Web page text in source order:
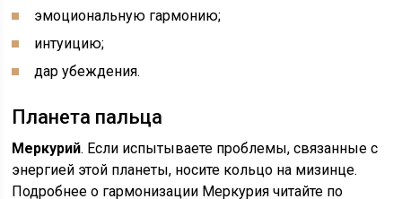
эмоциональную гармонию;
интуицию;
дар убеждения.
Планета пальца
Меркурий. Если испытываете проблемы, связанные с
энергией этой планеты, носите кольцо на мизинце.
Подробнее о гармонизации Меркурия читайте по